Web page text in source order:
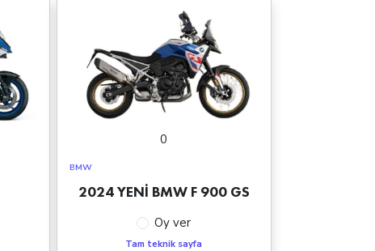
0
BMW
2024 YENİ BMW F 900 GS
Oy ver
Tam teknik sayfa